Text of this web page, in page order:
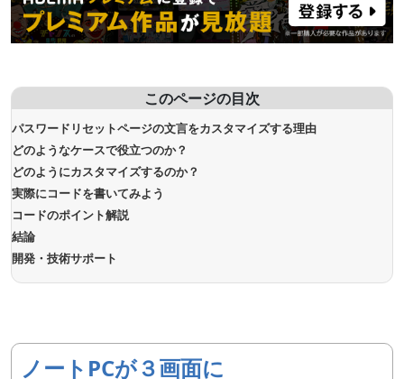
このページの目次
パスワードリセットページの文言をカスタマイズする理由
どのようなケースで役立つのか？
どのようにカスタマイズするのか？
実際にコードを書いてみよう
コードのポイント解説
結論
開発・技術サポート
ノートPCが３画面に